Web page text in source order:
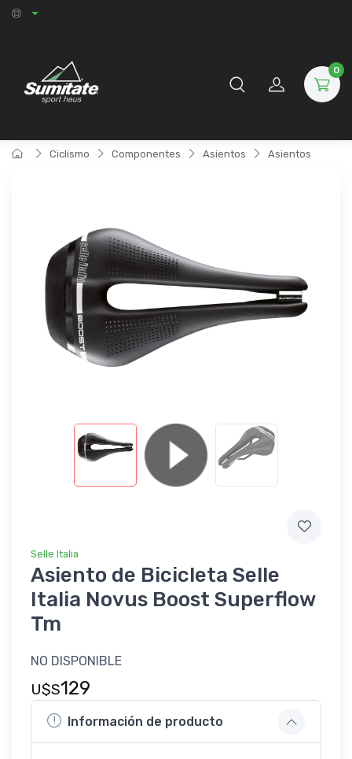
0
Ciclismo Componentes Asientos Asientos
Selle Italia
Asiento de Bicicleta Selle
Italia Novus Boost Superflow
Tm
NO DISPONIBLE
U$S129
Información de producto